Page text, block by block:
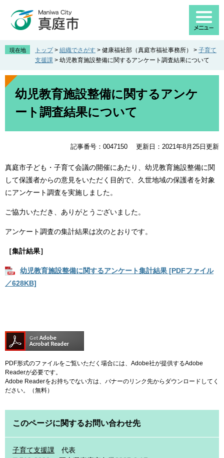
先
。
を
て
現在地 トップ > 組織でさがす > 健康福祉部（真庭市福祉事務所） > 子育て
支援課 > 幼児教育施設整備に関するアンケート調査結果について
本
幼児教育施設整備に関するアンケ
ート調査結果について
記事番号：0047150 更新日：2021年8月25日更新
真庭市子ども・子育て会議の開催にあたり、幼児教育施設整備に関
して保護者からの意見をいただく目的で、久世地域の保護者を対象
にアンケート調査を実施しました。
ご協力いただき、ありがとうございました。
アンケート調査の集計結果は次のとおりです。
［集計結果］
幼児教育施設整備に関するアンケート集計結果 [PDFファイル
／628KB]
PDF形式のファイルをご覧いただく場合には、Adobe社が提供するAdobe
Readerが必要です。
Adobe Readerをお持ちでない方は、バナーのリンク先からダウンロードしてく
ださい。（無料）
このページに関するお問い合わせ先
子育て支援課
代表